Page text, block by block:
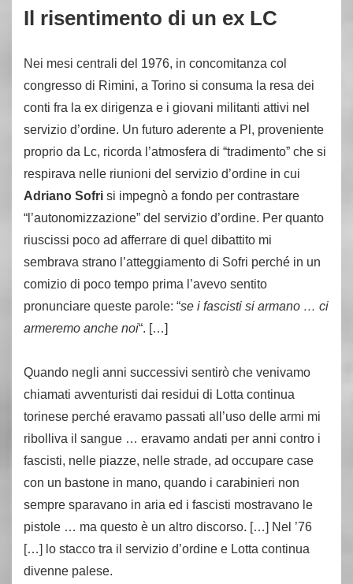
Il risentimento di un ex LC
Nei mesi centrali del 1976, in concomitanza col
congresso di Rimini, a Torino si consuma la resa dei
conti fra la ex dirigenza e i giovani militanti attivi nel
servizio d’ordine. Un futuro aderente a Pl, proveniente
proprio da Lc, ricorda l’atmosfera di “tradimento” che si
respirava nelle riunioni del servizio d’ordine in cui
Adriano Sofri si impegnò a fondo per contrastare
“l’autonomizzazione” del servizio d’ordine. Per quanto
riuscissi poco ad afferrare di quel dibattito mi
sembrava strano l’atteggiamento di Sofri perché in un
comizio di poco tempo prima l’avevo sentito
pronunciare queste parole: “se i fascisti si armano … ci
armeremo anche noi“. […]
Quando negli anni successivi sentirò che venivamo
chiamati avventuristi dai residui di Lotta continua
torinese perché eravamo passati all’uso delle armi mi
ribolliva il sangue … eravamo andati per anni contro i
fascisti, nelle piazze, nelle strade, ad occupare case
con un bastone in mano, quando i carabinieri non
sempre sparavano in aria ed i fascisti mostravano le
pistole … ma questo è un altro discorso. […] Nel ’76
[…] lo stacco tra il servizio d’ordine e Lotta continua
divenne palese.